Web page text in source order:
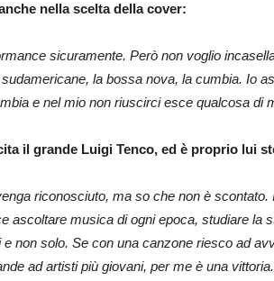
nella scelta della cover:
sicuramente. Però non voglio
la bossa nova, la cumbia. Io
e nel mio non riuscirci esce qualcosa di
il grande Luigi Tenco, ed è proprio lui
riconosciuto, ma so che non è
ascoltare musica di ogni epoca, studiare la
non solo. Se con una canzone riesco ad
ad artisti più giovani, per me è una